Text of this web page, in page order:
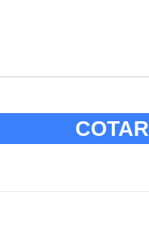
COTAR